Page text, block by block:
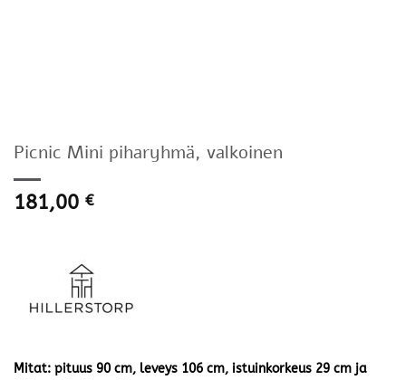
Picnic Mini piharyhmä, valkoinen
181,00 €
Mitat: pituus 90 cm, leveys 106 cm, istuinkorkeus 29 cm ja